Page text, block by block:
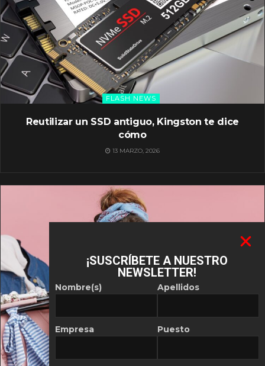
FLASH NEWS
Reutilizar un SSD antiguo, Kingston te dice
cómo
13 MARZO, 2026
¡SUSCRÍBETE A NUESTRO
NEWSLETTER!
Nombre(s)
Empresa
Apellidos
Puesto